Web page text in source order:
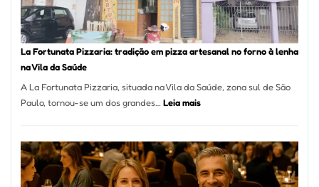
Mais
La Fortunata Pizzaria: tradição em pizza artesanal no forno à lenha
na Vila da Saúde
A La Fortunata Pizzaria, situada na Vila da Saúde, zona sul de São
Paulo, tornou-se um dos grandes…Leia mais:
Pizzaria:
tradição
em